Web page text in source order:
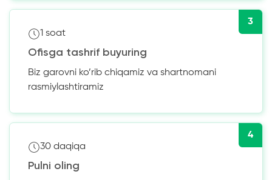
3
1 soat
Ofisga tashrif buyuring
Biz garovni ko’rib chiqamiz va shartnomani
rasmiylashtiramiz
4
30 daqiqa
Pulni oling